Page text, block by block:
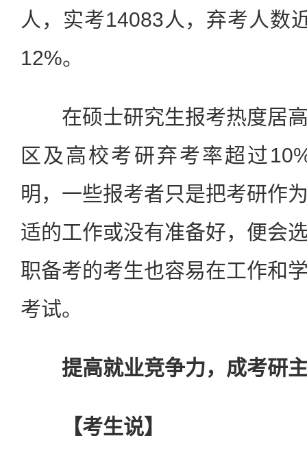
人，实考14083人，弃考人数
12%。
在硕士研究生报考热度居高
区及高校考研弃考率超过
明，一些报考者只是把考研作
适的工作或没有准备好，便会
职备考的考生也容易在工作和
考试。
提高就业竞争力，成考研
【考生说】